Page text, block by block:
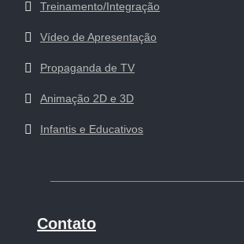
Treinamento/Integração
Vídeo de Apresentação
Propaganda de TV
Animação 2D e 3D
Infantis e Educativos
Contato